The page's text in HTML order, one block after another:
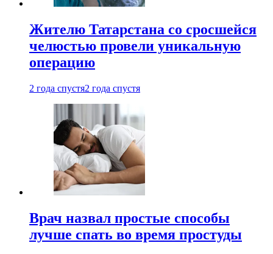
Жителю Татарстана со сросшейся
челюстью провели уникальную
операцию
2 года спустя2 года спустя
Врач назвал простые способы
лучше спать во время простуды